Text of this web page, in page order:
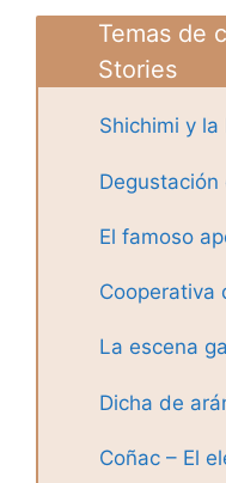
Temas de
Stories
Shichimi y
El famoso
Cooperativa
La escena
Dicha de
Coñac – El